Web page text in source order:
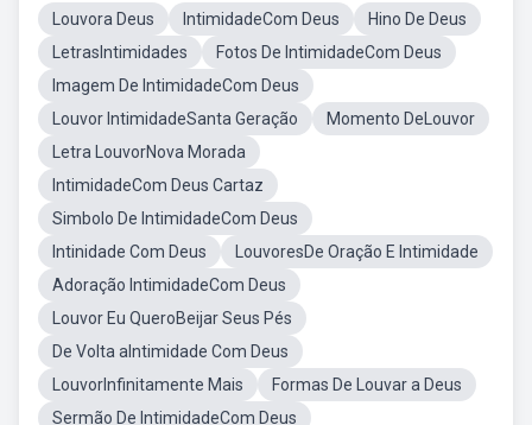
Louvora Deus IntimidadeCom Deus
Hino De Deus
LetrasIntimidades
Fotos De IntimidadeCom Deus
Imagem De IntimidadeCom Deus
Louvor IntimidadeSanta Geração
Momento DeLouvor
Letra LouvorNova Morada
IntimidadeCom Deus Cartaz
Simbolo De IntimidadeCom Deus
Intinidade Com Deus
LouvoresDe Oração E Intimidade
Adoração IntimidadeCom Deus
Louvor Eu QueroBeijar Seus Pés
De Volta aIntimidade Com Deus
LouvorInfinitamente Mais
Formas De Louvar a Deus
Sermão De IntimidadeCom Deus